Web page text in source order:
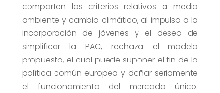
comparten los criterios relativos a medio
ambiente y cambio climático, al impulso a la
incorporación de jóvenes y el deseo de
simplificar la PAC, rechaza el modelo
propuesto, el cual puede suponer el fin de la
política común europea y dañar seriamente
el funcionamiento del mercado único.